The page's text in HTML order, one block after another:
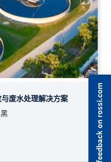
废水处理解决方案
Next
Share feedback on rossi.com